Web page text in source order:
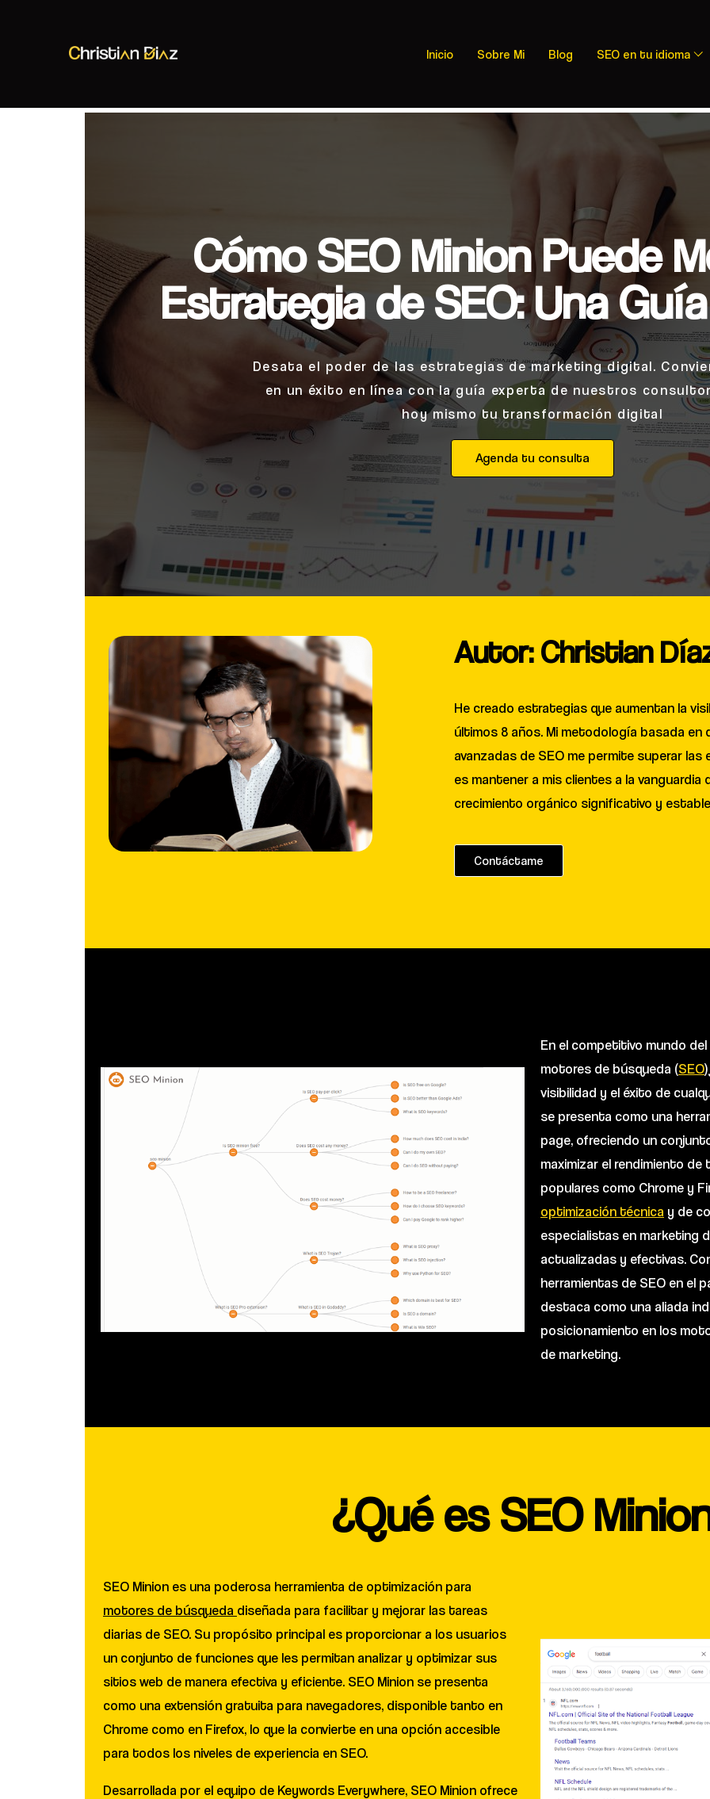
Inicio Sobre Mi Blog SEO en tu idioma
Cómo SEO Minion Puede
Estrategia de SEO: Una
Desata el poder de las estrategias de marketing digital.
en un éxito en línea con la guía experta de nuestros
hoy mismo tu transformación digital
Agenda tu consulta
Autor: Christian
He creado estrategias que aumentan la
últimos 8 años. Mi metodología basada
avanzadas de SEO me permite superar
es mantener a mis clientes a la
crecimiento orgánico significativo y
Contáctame
En el competitivo mundo
motores de búsqueda (SEO
visibilidad y el éxito de
se presenta como una
page, ofreciendo un
maximizar el rendimiento
populares como Chrome y
optimización técnica y de
especialistas en marketing
actualizadas y efectivas.
herramientas de SEO en el
destaca como una aliada
posicionamiento en los
de marketing.
¿Qué es SEO
SEO Minion es una poderosa herramienta de optimización para
motores de búsqueda diseñada para facilitar y mejorar las tareas
diarias de SEO. Su propósito principal es proporcionar a los usuarios
un conjunto de funciones que les permitan analizar y optimizar sus
sitios web de manera efectiva y eficiente. SEO Minion se presenta
como una extensión gratuita para navegadores, disponible tanto en
Chrome como en Firefox, lo que la convierte en una opción accesible
para todos los niveles de experiencia en SEO.
Desarrollada por el equipo de Keywords Everywhere, SEO Minion ofrece